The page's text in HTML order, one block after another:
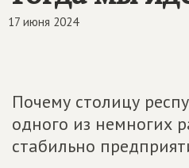
17 июня 2024
Почему столицу
одного из немногих
стабильно